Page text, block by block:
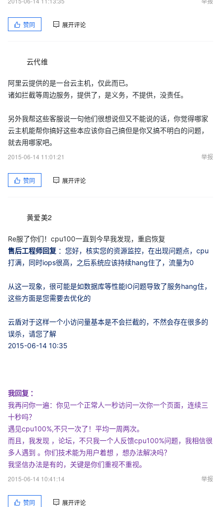
赞同 展开评论
云代维
阿里云提供的是一台云主机，仅此而已。
诸如拦截等周边服务，提供了，是义务，不提供，没责任。
另外我帮这些客服说一句他们很想说但又不能说的话，你觉得哪家
云主机能帮你搞好这些本应该你自己搞但是你又搞不明白的问题，
就去用哪家吧。
2015-06-14 11:01:21
举报
赞同 展开评论
黄爱美2
Re服了你们！cpu100一直到今早我发现，重启恢复
售后工程师回复 ：您好，核实您的资源监控，在出现问题点，cpu
打满，同时iops很高，之后系统应该持续hang住了，流量为0
从这一现象，很可能是如数据库等性能IO问题导致了服务hang住，
这些方面是您需要去优化的
云盾对于这样一个小访问量基本是不会拦截的，不然会存在很多的
误杀，请您了解
2015-06-14 10:35
我回复 ：
我再问你一遍：你见一个正常人一秒访问一次你一个页面，连续三
十秒吗？
遇见cpu100%,不只一次了！平均一周两次。
而且，我发现 ，论坛，不只我一个人反馈cpu100%问题，我相信很
多人遇到 。你们技术能为用户着想 ，想办法解决吗？
我坚信办法是有的，关键是你们重视不重视。
2015-06-14 10:41:14
举报
赞同 展开评论